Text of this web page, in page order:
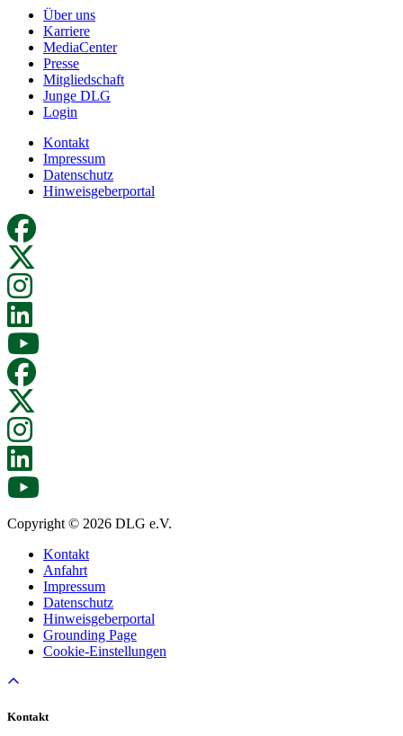
Über uns
Karriere
MediaCenter
Presse
Mitgliedschaft
Junge DLG
Login
Kontakt
Impressum
Datenschutz
Hinweisgeberportal
Copyright © 2026 DLG e.V.
Kontakt
Anfahrt
Impressum
Datenschutz
Hinweisgeberportal
Grounding Page
Cookie-Einstellungen
Kontakt